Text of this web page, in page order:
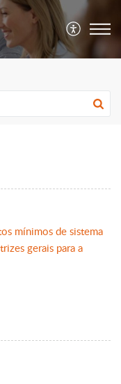
mínimos de sistema
gerais para a